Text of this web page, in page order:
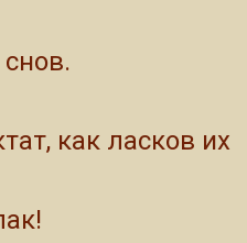
как ласков их